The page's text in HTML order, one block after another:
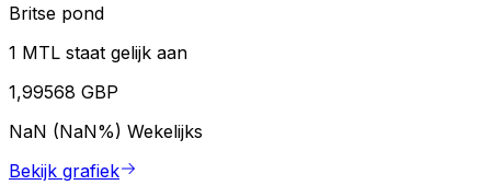
Britse pond
1 MTL staat gelijk aan
1,99568 GBP
NaN (NaN%) Wekelijks
Bekijk grafiek